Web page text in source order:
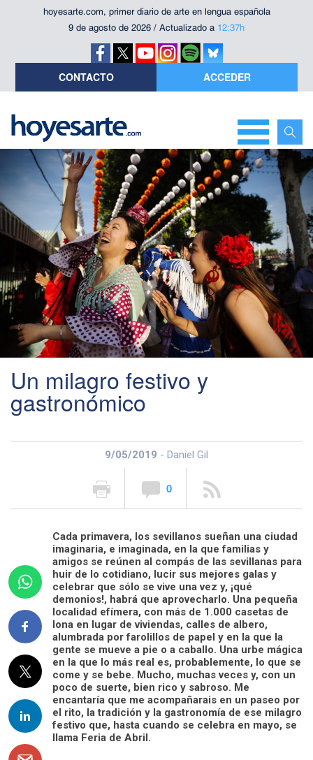
hoyesarte.com, primer diario de arte en lengua española
9 de agosto de 2026 / Actualizado a 12:37h
CONTACTO ACCEDER
Un milagro festivo y
gastronómico
9/05/2019 - Daniel Gil
0
Cada primavera, los sevillanos sueñan una ciudad
imaginaria, e imaginada, en la que familias y
amigos se reúnen al compás de las sevillanas para
huir de lo cotidiano, lucir sus mejores galas y
celebrar que sólo se vive una vez y, ¡qué
demonios!, habrá que aprovecharlo. Una pequeña
localidad efímera, con más de 1.000 casetas de
lona en lugar de viviendas, calles de albero,
alumbrada por farolillos de papel y en la que la
gente se mueve a pie o a caballo. Una urbe mágica
en la que lo más real es, probablemente, lo que se
come y se bebe. Mucho, muchas veces y, con un
poco de suerte, bien rico y sabroso. Me
encantaría que me acompañarais en un paseo por
el rito, la tradición y la gastronomía de ese milagro
festivo que, hasta cuando se celebra en mayo, se
llama Feria de Abril.